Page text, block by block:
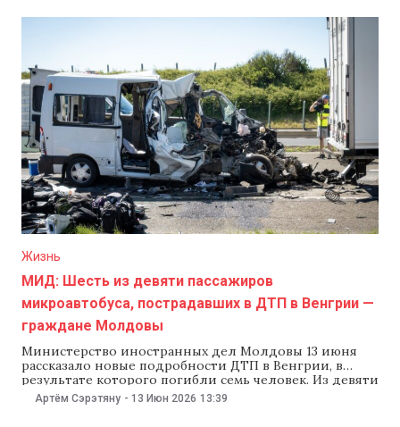
Самоил в весовой категории до 55 кг и Ирина Рынгач
Жизнь
МИД: Шесть из девяти пассажиров
микроавтобуса, пострадавших в ДТП в Венгрии —
граждане Молдовы
Министерство иностранных дел Молдовы 13 июня
рассказало новые подробности ДТП в Венгрии, в
результате которого погибли семь человек. Из девяти
человек, находившихся в микроавтобусе с
молдавскими номерами, шестеро — граждане
Артём Сэрэтяну - 13 Июн 2026 13:39